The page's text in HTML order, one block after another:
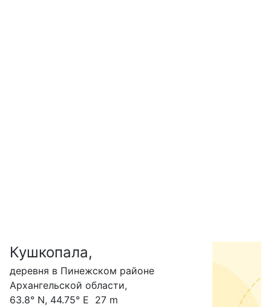
Кушкопала,
деревня в Пинежском районе
Архангельской области,
63.8° N, 44.75° E 27 m